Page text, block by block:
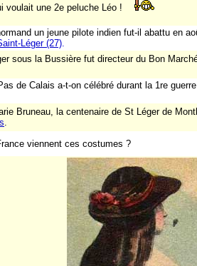
voulait une 2e peluche Léo !
un jeune pilote indien fut-il abattu en
Léger (27).
sous la Bussière fut directeur du Bon
de Calais a-t-on célébré durant la 1re
Bruneau, la centenaire de St Léger de
.
viennent ces costumes ?